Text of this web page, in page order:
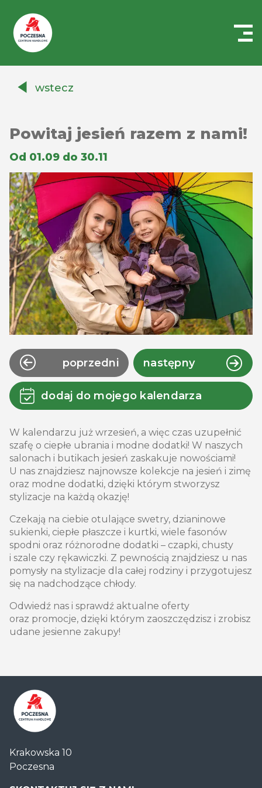
Auchanwstecz
Powitaj jesień razem z nami!
Od 01.09 do 30.11
poprzedni następny
dodaj do mojego kalendarza
W kalendarzu już wrzesień, a więc czas uzupełnić
szafę o ciepłe ubrania i modne dodatki! W naszych
salonach i butikach jesień zaskakuje nowościami!
U nas znajdziesz najnowsze kolekcje na jesień i zimę
oraz modne dodatki, dzięki którym stworzysz
stylizacje na każdą okazję!
Czekają na ciebie otulające swetry, dzianinowe
sukienki, ciepłe płaszcze i kurtki, wiele fasonów
spodni oraz różnorodne dodatki – czapki, chusty
i szale czy rękawiczki. Z pewnością znajdziesz u nas
pomysły na stylizacje dla całej rodziny i przygotujesz
się na nadchodzące chłody.
Odwiedź nas i sprawdź aktualne oferty
oraz promocje, dzięki którym zaoszczędzisz i zrobisz
udane jesienne zakupy!
Handlowe
Auchan
Częstochowa
Krakowska 10
Poczesna